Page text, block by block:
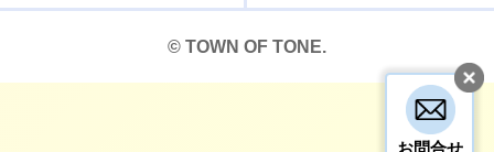
© TOWN OF TONE.